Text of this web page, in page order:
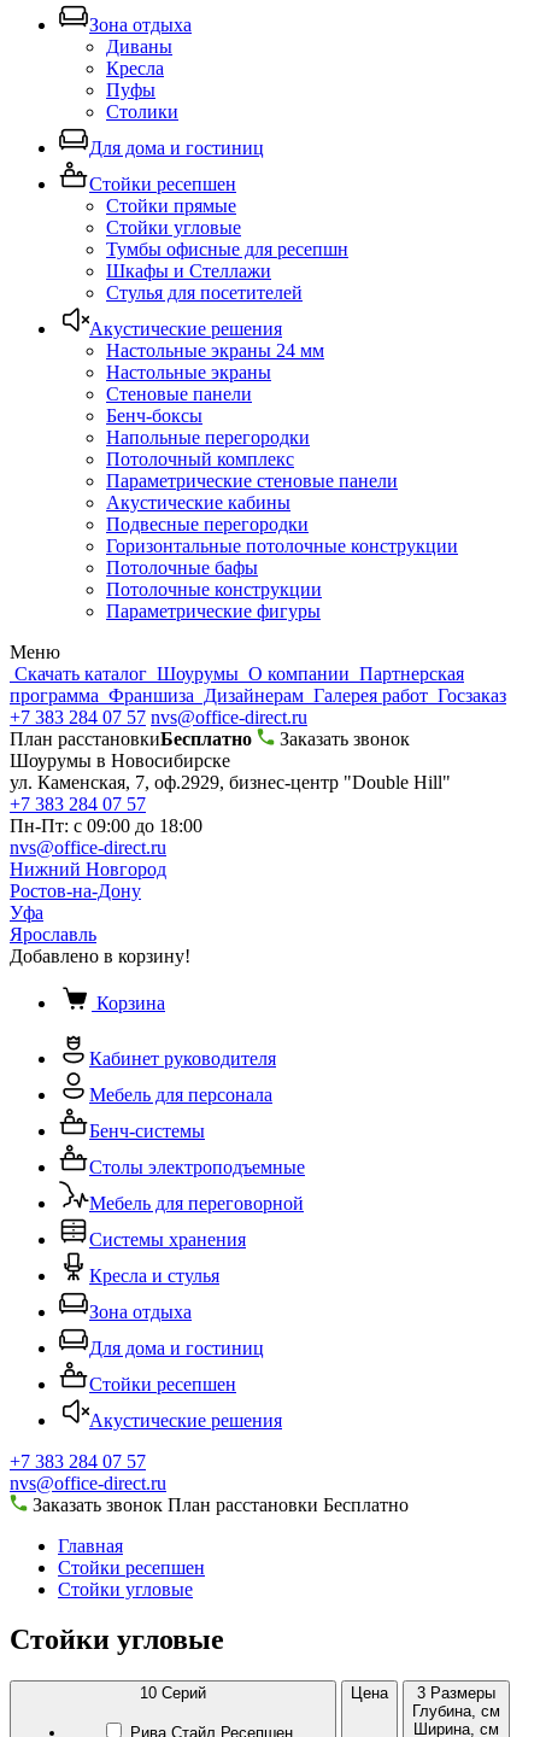
Зона отдыха
Диваны
Кресла
Пуфы
Столики
Для дома и гостиниц
Стойки ресепшен
Стойки прямые
Стойки угловые
Тумбы офисные для ресепшн
Шкафы и Стеллажи
Стулья для посетителей
Акустические решения
Настольные экраны 24 мм
Настольные экраны
Стеновые панели
Бенч-боксы
Напольные перегородки
Потолочный комплекс
Параметрические стеновые панели
Акустические кабины
Подвесные перегородки
Горизонтальные потолочные конструкции
Потолочные бафы
Потолочные конструкции
Параметрические фигуры
Меню
Скачать каталог Шоурумы О компании Партнерская
программа Франшиза Дизайнерам Галерея работ Госзаказ
+7 383 284 07 57 nvs@office-direct.ru
План расстановкиБесплатно
Заказать звонок
Шоурумы в Новосибирске
ул. Каменская, 7, оф.2929, бизнес-центр "Double Hill"
+7 383 284 07 57
Пн-Пт: с 09:00 до 18:00
nvs@office-direct.ru
Нижний Новгород
Ростов-на-Дону
Уфа
Ярославль
Добавлено в корзину!
Корзина
Кабинет руководителя
Мебель для персонала
Бенч-системы
Столы электроподъемные
Мебель для переговорной
Системы хранения
Кресла и стулья
Зона отдыха
Для дома и гостиниц
Стойки ресепшен
Акустические решения
+7 383 284 07 57
nvs@office-direct.ru
Заказать звонок План расстановки Бесплатно
Главная
Стойки ресепшен
Стойки угловые
Стойки угловые
10 Серий
Рива Стайл Ресепшен
Цена 3 Размеры
Глубина, см
Ширина, см